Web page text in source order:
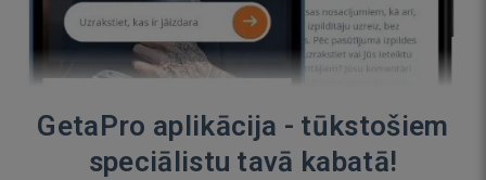
GetaPro aplikācija - tūkstošiem
speciālistu tavā kabatā!